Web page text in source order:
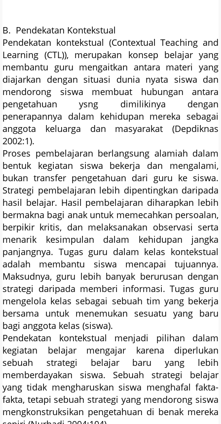
B. Pendekatan Kontekstual
Pendekatan kontekstual (Contextual Teaching and
Learning (CTL)), merupakan konsep belajar yang
membantu guru mengaitkan antara materi yang
diajarkan dengan situasi dunia nyata siswa dan
mendorong siswa membuat hubungan antara
pengetahuan ysng dimilikinya dengan
penerapannya dalam kehidupan mereka sebagai
anggota keluarga dan masyarakat (Depdiknas
2002:1).
Proses pembelajaran berlangsung alamiah dalam
bentuk kegiatan siswa bekerja dan mengalami,
bukan transfer pengetahuan dari guru ke siswa.
Strategi pembelajaran lebih dipentingkan daripada
hasil belajar. Hasil pembelajaran diharapkan lebih
bermakna bagi anak untuk memecahkan persoalan,
berpikir kritis, dan melaksanakan observasi serta
menarik kesimpulan dalam kehidupan jangka
panjangnya. Tugas guru dalam kelas kontekstual
adalah membantu siswa mencapai tujuannya.
Maksudnya, guru lebih banyak berurusan dengan
strategi daripada memberi informasi. Tugas guru
mengelola kelas sebagai sebuah tim yang bekerja
bersama untuk menemukan sesuatu yang baru
bagi anggota kelas (siswa).
Pendekatan kontekstual menjadi pilihan dalam
kegiatan belajar mengajar karena diperlukan
sebuah strategi belajar baru yang lebih
memberdayakan siswa. Sebuah strategi belajar
yang tidak mengharuskan siswa menghafal fakta-
fakta, tetapi sebuah strategi yang mendorong siswa
mengkonstruksikan pengetahuan di benak mereka